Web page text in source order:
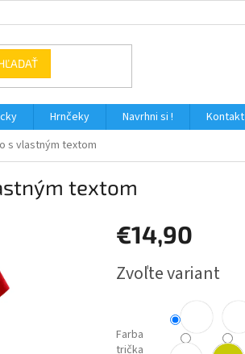
Hrnčeky Navrhni si !
Kontakt
s vlastným textom
textom
€14,90
cena:
Zvoľte variant
Farba
trička